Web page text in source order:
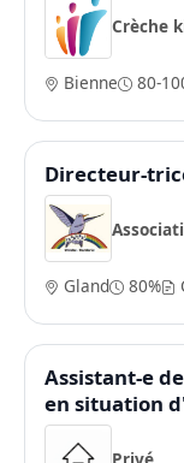
Crèche
Bienne 80-
Directeur-
Gland 80%
Assistant-e
en situation
Privé